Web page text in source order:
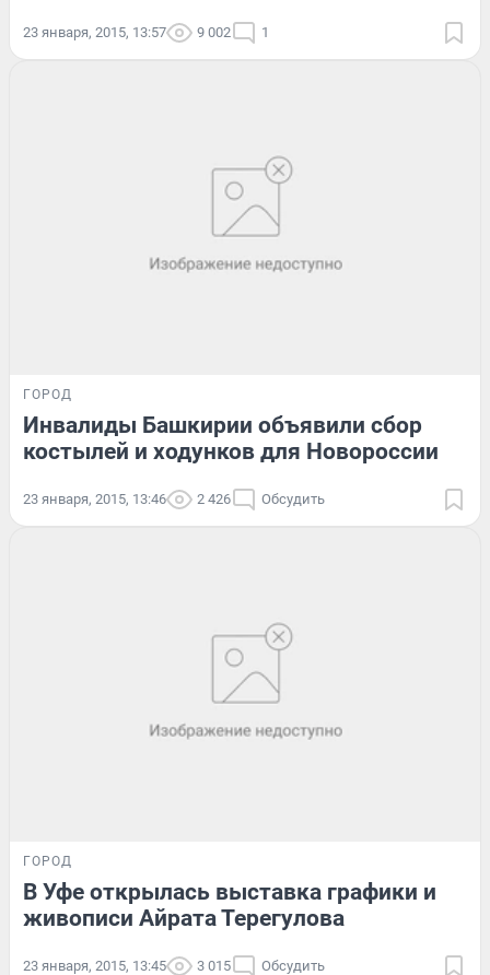
23 января, 2015, 13:57 9 002 1
ГОРОД
Инвалиды Башкирии объявили сбор
костылей и ходунков для Новороссии
23 января, 2015, 13:46 2 426 Обсудить
ГОРОД
В Уфе открылась выставка графики и
живописи Айрата Терегулова
23 января, 2015, 13:45 3 015 Обсудить